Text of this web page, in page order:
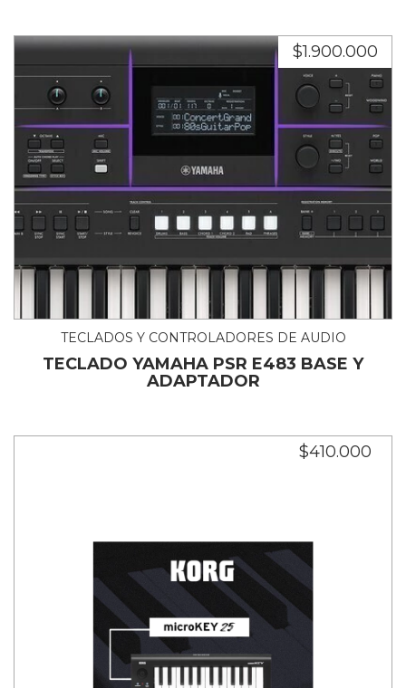
$1.900.000
TECLADOS Y CONTROLADORES DE AUDIO
TECLADO YAMAHA PSR E483 BASE Y
ADAPTADOR
$410.000